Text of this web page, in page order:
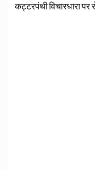
कट्टरपंथी विचारधारा